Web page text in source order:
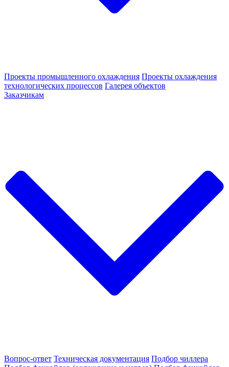
Проекты промышленного охлаждения Проекты охлаждения
технологических процессов Галерея объектов
Заказчикам
Вопрос-ответ Техническая документация Подбор чиллера